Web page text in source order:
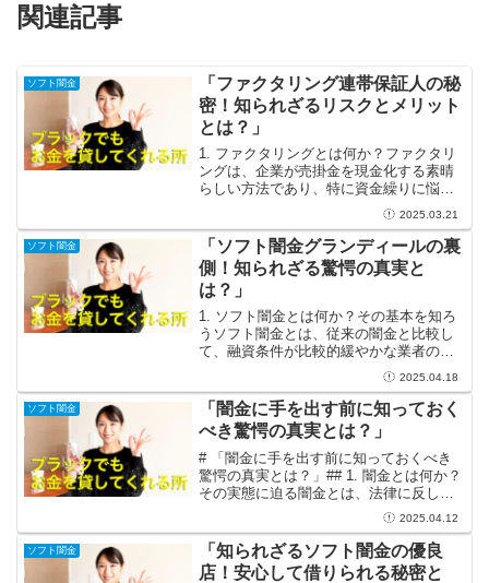
関連記事
ソフト闇金
「ファクタリング連帯保証人の秘
密！知られざるリスクとメリット
とは？」
1. ファクタリングとは何か？ファクタリ
ングは、企業が売掛金を現金化する素晴
らしい方法であり、特に資金繰りに悩む
中小企業にとっては救世主とも言える存
在です！ビジネスを展開するには資金が
必要ですが、売掛金があるのに現金が手
元にないというのは非...
2025.03.21
ソフト闇金
「ソフト闇金グランディールの裏
側！知られざる驚愕の真実と
は？」
1. ソフト闇金とは何か？その基本を知ろ
うソフト闇金とは、従来の闇金と比較し
て、融資条件が比較的緩やかな業者のこ
とを指します。急な資金が必要な時、通
常の金融機関からの融資が難しい場合に
は、これが頼りになることもあります。
しかし、この「ソフト...
2025.04.18
ソフト闇金
「闇金に手を出す前に知っておく
べき驚愕の真実とは？」
# 「闇金に手を出す前に知っておくべき
驚愕の真実とは？」## 1. 闇金とは何か？
その実態に迫る闇金とは、法律に反して
高金利でお金を貸し出す業者のことを指
します。表向きは「消費者金融」として
営業していることもありますが、実際に
は無登録での営...
2025.04.12
ソフト闇金
「知られざるソフト闇金の優良
店！安心して借りられる秘密と